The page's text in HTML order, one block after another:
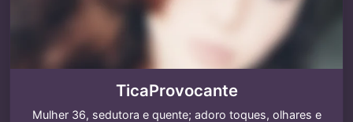
TicaProvocante
Mulher 36, sedutora e quente; adoro toques, olhares e